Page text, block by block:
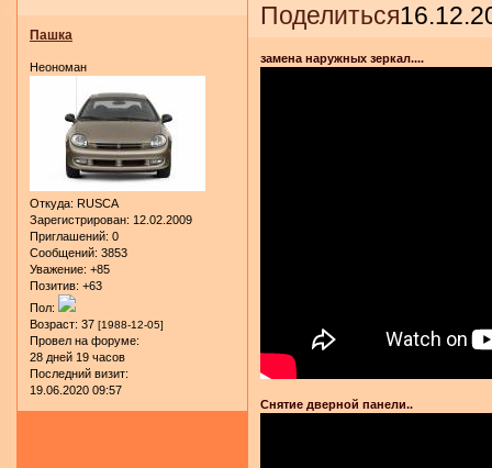
Поделиться
Пашка
Неономан
Откуда: RUSCA
Зарегистрирован: 12.02.2009
Приглашений: 0
Сообщений: 3853
Уважение: +85
Позитив: +63
Пол:
Возраст: 37 [1988-12-05]
Провел на форуме:
28 дней 19 часов
Последний визит:
19.06.2020 09:57
замена наружных зеркал....
Снятие дверной панели..